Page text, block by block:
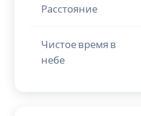
Расстояние
Чистое время в
небе